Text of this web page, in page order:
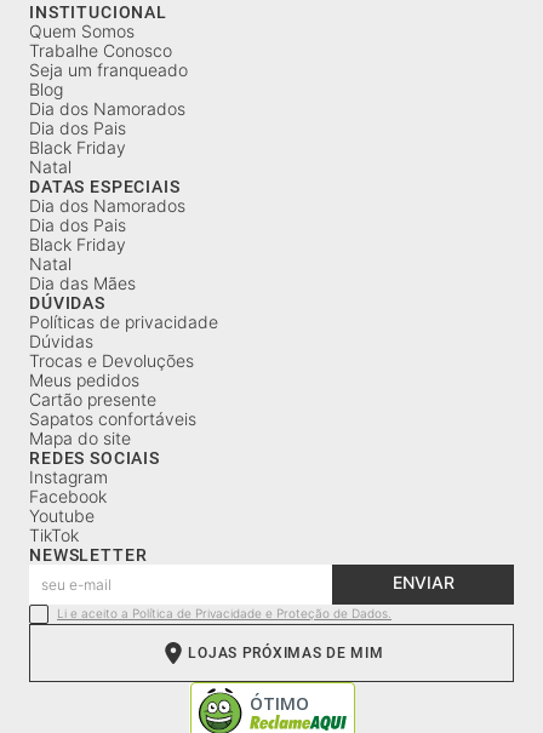
INSTITUCIONAL
Quem Somos
Trabalhe Conosco
Seja um franqueado
Blog
Dia dos Namorados
Dia dos Pais
Black Friday
Natal
DATAS ESPECIAIS
Dia dos Namorados
Dia dos Pais
Black Friday
Natal
Dia das Mães
DÚVIDAS
Políticas de privacidade
Dúvidas
Trocas e Devoluções
Meus pedidos
Cartão presente
Sapatos confortáveis
Mapa do site
REDES SOCIAIS
Instagram
Facebook
Youtube
TikTok
NEWSLETTER
ENVIAR
Li e aceito a Política de Privacidade e Proteção de Dados.
LOJAS PRÓXIMAS DE MIM